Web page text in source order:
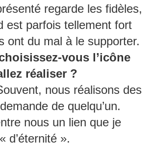
regarde les fidèles,
est parfois tellement fort
ont du mal à le supporter.
vous l’icône
réaliser ?
nous réalisons des
de quelqu’un.
nous un lien que je
d’éternité ».